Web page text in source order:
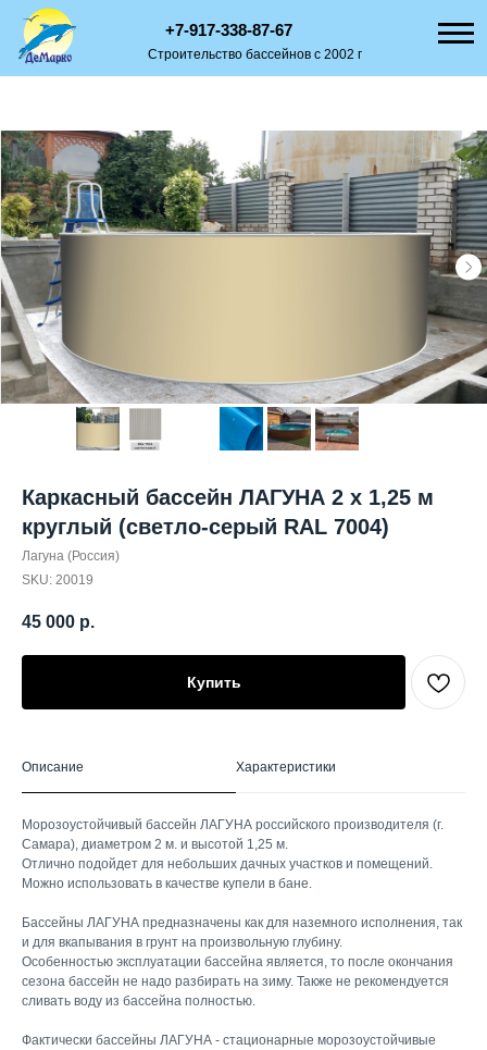
Строительство бассейнов с 2002 г
+7-917-338-87-67
Каркасный бассейн ЛАГУНА 2 х 1,25 м
круглый (светло-серый RAL 7004)
Лагуна (Россия)
SKU: 20019
45 000 р.
Купить
Описание Характеристики
Морозоустойчивый бассейн ЛАГУНА российского производителя (г.
Самара), диаметром 2 м. и высотой 1,25 м.
Отлично подойдет для небольших дачных участков и помещений.
Можно использовать в качестве купели в бане.
Бассейны ЛАГУНА предназначены как для наземного исполнения, так
и для вкапывания в грунт на произвольную глубину.
Особенностью эксплуатации бассейна является, то после окончания
сезона бассейн не надо разбирать на зиму. Также не рекомендуется
сливать воду из бассейна полностью.
Фактически бассейны ЛАГУНА - стационарные морозоустойчивые